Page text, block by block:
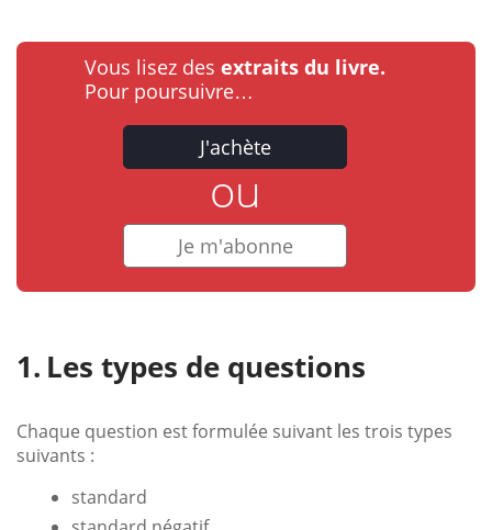
Vous lisez des extraits du livre.
Pour poursuivre…
J'achète
ou
Je m'abonne
Les types de questions
Chaque question est formulée suivant les trois types
suivants :
standard